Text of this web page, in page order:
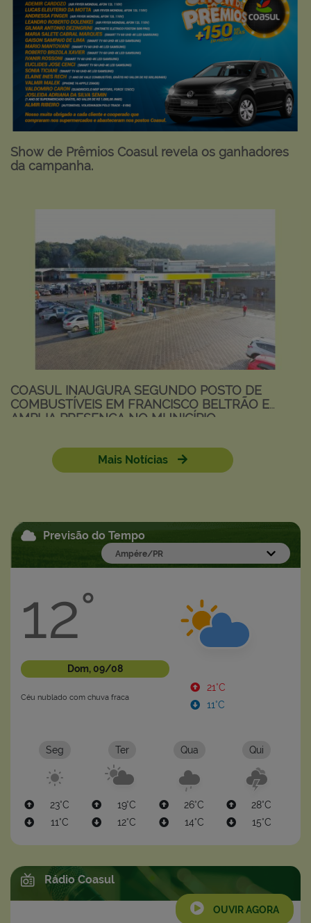
Show de Prêmios Coasul revela os ganhadores
da campanha.
COASUL INAUGURA SEGUNDO POSTO DE
COMBUSTÍVEIS EM FRANCISCO BELTRÃO E
AMPLIA PRESENÇA NO MUNICÍPIO
Mais Notícias
Previsão do Tempo
12°
Dom, 09/08
Céu nublado com chuva fraca
21°C
11°C
Seg
23°C
11°C
Ter
19°C
12°C
Qua
26°C
14°C
Qui
28°C
15°C
Rádio Coasul
OUVIR AGORA